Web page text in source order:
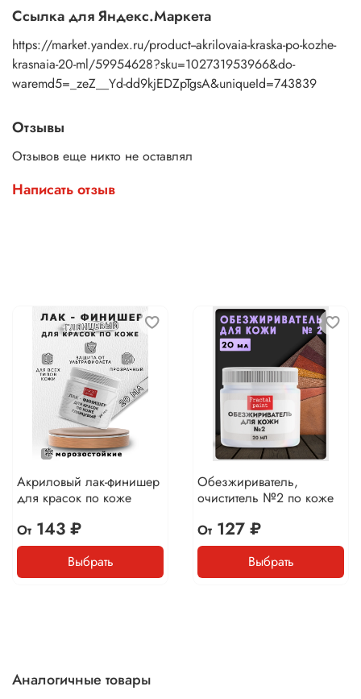
Правила ухода за окрашенным изделием:
ручная стирка; деликатная стирка в стиральной машинке
до 30 градусов (желательно при деликатной стирке
выворачивать на изнанку вещь). Запрещено использовать
абразивные материалы и отбеливающие средства. В
ткани, которые будут отличным подарком на любой
праздник для творческого человека.
Ссылка для Яндекс.Маркета
https://market.yandex.ru/product--akrilovaia-kraska-po-kozhe-
krasnaia-20-ml/59954628?sku=102731953966&do-
waremd5=_zeZ__Yd-dd9kjEDZpTgsA&uniqueId=743839
Отзывы
Отзывов еще никто не оставлял
Написать отзыв
Акриловый лак-финишер
для красок по коже
От143 ₽
Выбрать
Обезжириватель,
очиститель №2 по коже
От127 ₽
Выбрать
Аналогичные товары